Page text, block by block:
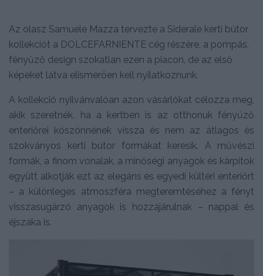
Az olasz Samuele Mazza tervezte a Siderale kerti bútor
kollekciót a DOLCEFARNIENTE cég részére, a pompás,
fényűző design szokatlan ezen a piacon, de az első
képeket látva elismerően kell nyilatkoznunk.
A kollekció nyilvánvalóan azon vásárlókat célozza meg,
akik szeretnék, ha a kertben is az otthonuk fényűző
enteriőrei köszönnének vissza és nem az átlagos és
szokványos kerti bútor formákat keresik. A művészi
formák, a finom vonalak, a minőségi anyagok és kárpitok
együtt alkotják ezt az elegáns és egyedi kültéri enteriőrt
– a különleges atmoszféra megteremtéséhez a fényt
visszasugárzó anyagok is hozzájárulnak – nappal és
éjszaka is.